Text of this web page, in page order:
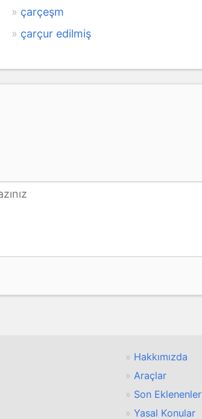
çarçeşm
çarçur edilmiş
Hakkımızda
Araçlar
Son Eklenenler
Yasal Konular